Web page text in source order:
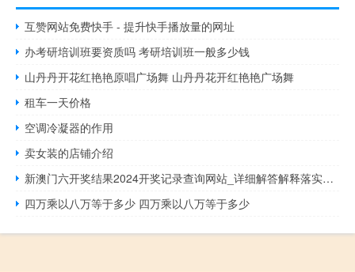
互赞网站免费快手 - 提升快手播放量的网址
办考研培训班要资质吗 考研培训班一般多少钱
山丹丹开花红艳艳原唱广场舞 山丹丹花开红艳艳广场舞
租车一天价格
空调冷凝器的作用
卖女装的店铺介绍
新澳门六开奖结果2024开奖记录查询网站_详细解答解释落实_实用版907.315
四万乘以八万等于多少 四万乘以八万等于多少